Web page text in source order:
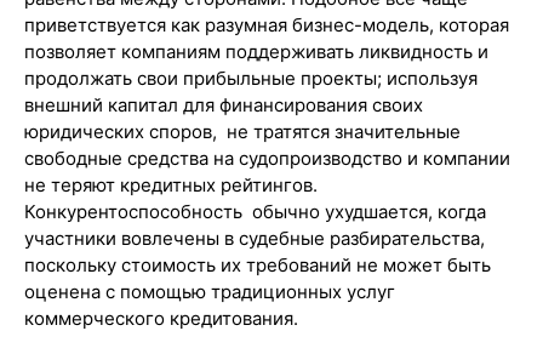
приветствуется как разумная бизнес-модель, которая
позволяет компаниям поддерживать ликвидность и
продолжать свои прибыльные проекты; используя
внешний капитал для финансирования своих
юридических споров, не тратятся значительные
свободные средства на судопроизводство и компании
не теряют кредитных рейтингов.
Конкурентоспособность обычно ухудшается, когда
участники вовлечены в судебные разбирательства,
поскольку стоимость их требований не может быть
оценена с помощью традиционных услуг
коммерческого кредитования.